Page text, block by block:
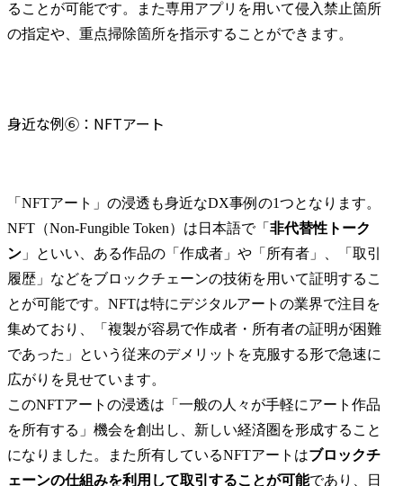
ることが可能です。また専用アプリを用いて侵入禁止箇所
の指定や、重点掃除箇所を指示することができます。
身近な例⑥：NFTアート
「NFTアート」の浸透も身近なDX事例の1つとなります。
NFT（Non-Fungible Token）は日本語で「 非代替性トーク
ン 」といい、ある作品の「作成者」や「所有者」、「取引
履歴」などをブロックチェーンの技術を用いて証明するこ
とが可能です。NFTは特にデジタルアートの業界で注目を
集めており、「複製が容易で作成者・所有者の証明が困難
であった」という従来のデメリットを克服する形で急速に
広がりを見せています。
このNFTアートの浸透は「一般の人々が手軽にアート作品
を所有する」機会を創出し、新しい経済圏を形成すること
になりました。また所有しているNFTアートはブロックチ
ェーンの仕組みを利用して取引することが可能であり、日